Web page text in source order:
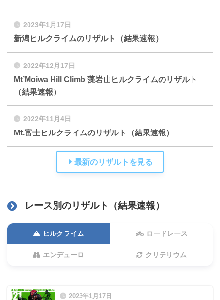
2023年1月17日
新潟ヒルクライムのリザルト（結果速報）
2022年12月17日
Mt’Moiwa Hill Climb 藻岩山ヒルクライムのリザルト
（結果速報）
2022年11月4日
Mt.富士ヒルクライムのリザルト（結果速報）
最新のリザルトを見る
レース別のリザルト（結果速報）
ヒルクライム ロードレース
エンデューロ クリテリウム
2023年1月17日